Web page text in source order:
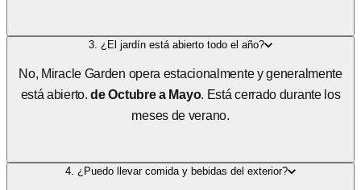
3. ¿El jardín está abierto todo el año?
No, Miracle Garden opera estacionalmente y generalmente
está abierto.de Octubre a Mayo. Está cerrado durante los
meses de verano.
4. ¿Puedo llevar comida y bebidas del exterior?